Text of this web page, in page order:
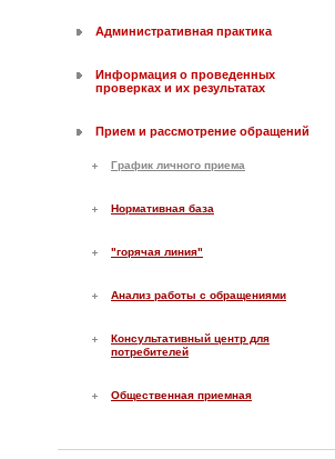
Административная практика
Информация о проведенных
проверках и их результатах
Прием и рассмотрение обращений
График личного приема
Нормативная база
"горячая линия"
Анализ работы с обращениями
Консультативный центр для
потребителей
Общественная приемная